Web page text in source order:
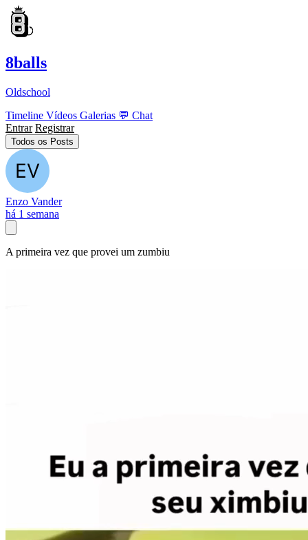
8balls
Oldschool
Timeline Vídeos Galerias 💬 Chat
Entrar Registrar
Todos os Posts
Enzo Vander
há 1 semana
A primeira vez que provei um zumbiu